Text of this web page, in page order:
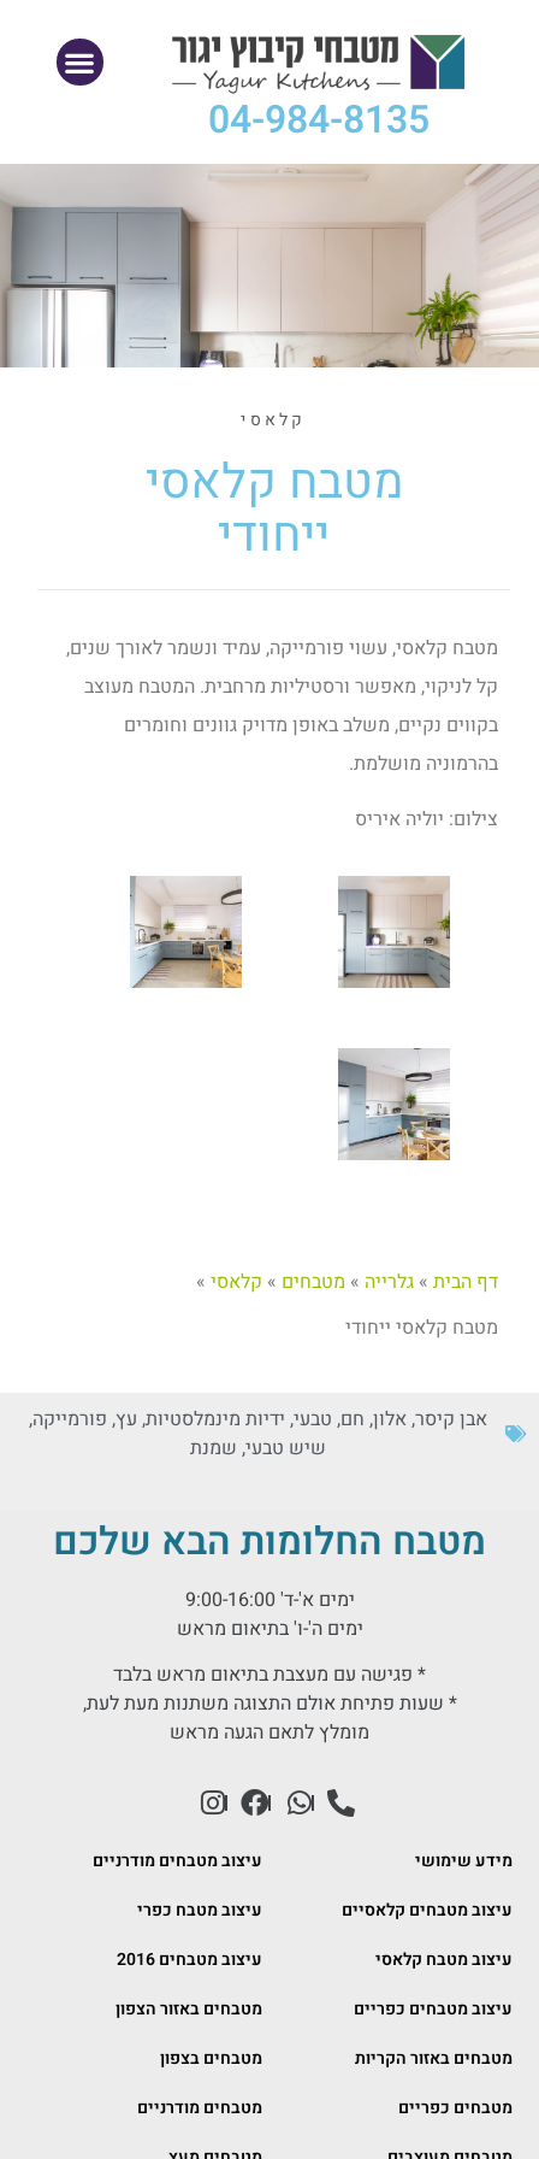
04-984-8135
קלאסי
מטבח קלאסי
ייחודי
מטבח קלאסי, עשוי פורמייקה, עמיד ונשמר לאורך שנים,
קל לניקוי, מאפשר ורסטיליות מרחבית. המטבח מעוצב
בקווים נקיים, משלב באופן מדויק גוונים וחומרים
בהרמוניה מושלמת.
צילום: יוליה איריס
דף הבית » גלרייה » מטבחים » קלאסי »
מטבח קלאסי ייחודי
אבן קיסר,אלון, חם, טבעי, ידיות מינמלסטיות, עץ, פורמייקה,
שיש טבעי, שמנת
מטבח החלומות הבא שלכם
ימים א'-ד' 9:00-16:00
ימים ה'-ו' בתיאום מראש
* פגישה עם מעצבת בתיאום מראש בלבד
* שעות פתיחת אולם התצוגה משתנות מעת לעת,
מומלץ לתאם הגעה מראש
מידע שימושי
עיצוב מטבחים מודרניים
עיצוב מטבחים קלאסיים
עיצוב מטבח כפרי
עיצוב מטבח קלאסי
עיצוב מטבחים 2016
עיצוב מטבחים כפריים
מטבחים באזור הצפון
מטבחים באזור הקריות
מטבחים בצפון
מטבחים כפריים
מטבחים מודרניים